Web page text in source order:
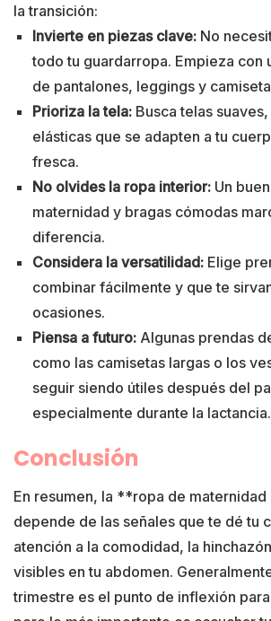
la transición:
Invierte en piezas clave:No
todo tu guardarropa. Empieza con
de pantalones, leggings y
Prioriza la tela:Busca telas
elásticas que se adapten a tu
fresca.
No olvides la ropa interior:Un
maternidad y bragas cómodas
diferencia.
Considera la versatilidad:Elige
combinar fácilmente y que te
ocasiones.
Piensa a futuro:Algunas prendas
como las camisetas largas o los
seguir siendo útiles después del
especialmente durante la lactancia.
Conclusión
En resumen, la **ropa de
depende de las señales que te dé tu
atención a la comodidad, la
visibles en tu abdomen.
trimestre es el punto de inflexión